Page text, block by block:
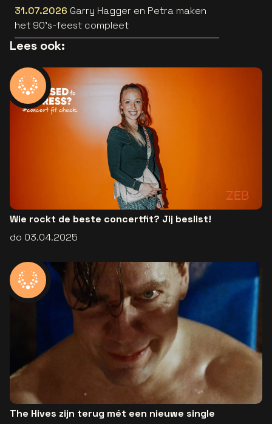
31.07.2026 Garry Hagger en Petra maken
het 90’s-feest compleet
Lees ook:
Wie rockt de beste concertfit? Jij beslist!
do 03.04.2025
The Hives zijn terug mét een nieuwe single